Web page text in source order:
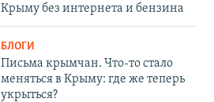
Крыму без интернета и бензина
БЛОГИ
Письма крымчан. Что-то стало
меняться в Крыму: где же теперь
укрыться?